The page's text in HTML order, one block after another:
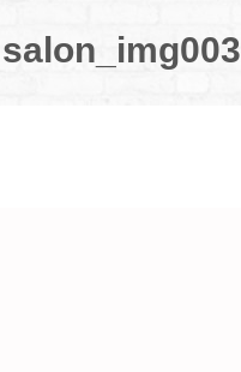
salon_img003